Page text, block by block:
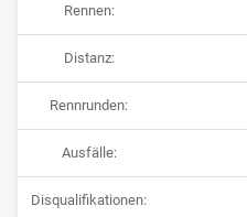
Rennen:
Distanz:
Rennrunden:
Ausfälle:
Disqualifikationen: